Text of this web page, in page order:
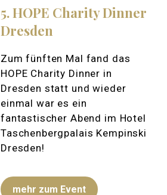
5. HOPE Charity Dinner
Dresden
Zum fünften Mal fand das
HOPE Charity Dinner in
Dresden statt und wieder
einmal war es ein
fantastischer Abend im Hotel
Taschenbergpalais Kempinski
Dresden!
mehr zum Event